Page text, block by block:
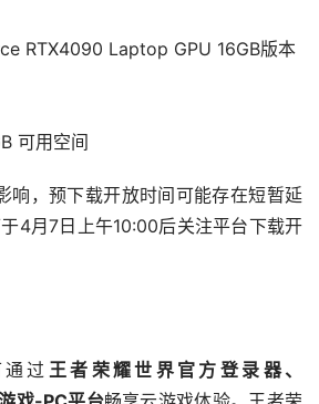
RTX4090 Laptop GPU 16GB版本
可用空间
响，预下载开放时间可能存在短暂延
4月7日上午10:00后关注平台下载开
过 王者荣耀世界官方登录器、